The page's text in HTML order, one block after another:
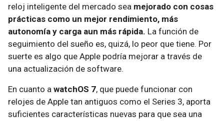
reloj inteligente del mercado sea mejorado con cosas
prácticas como un mejor rendimiento, más
autonomía y carga aun más rápida. La función de
seguimiento del sueño es, quizá, lo peor que tiene. Por
suerte es algo que Apple podría mejorar a través de
una actualización de software.
En cuanto a watchOS 7, que puede funcionar con
relojes de Apple tan antiguos como el Series 3, aporta
suficientes características nuevas para que sea una